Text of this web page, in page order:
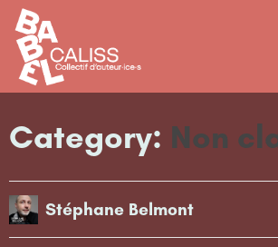
Category: Non
Stéphane Belmont